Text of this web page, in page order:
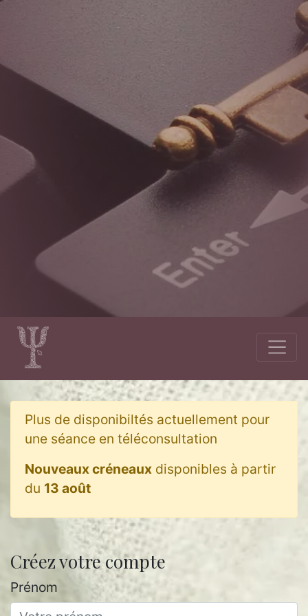
Plus de disponibiltés actuellement pour
une séance en téléconsultation
Nouveaux créneaux disponibles à partir
du 13 août
Créez votre compte
Prénom